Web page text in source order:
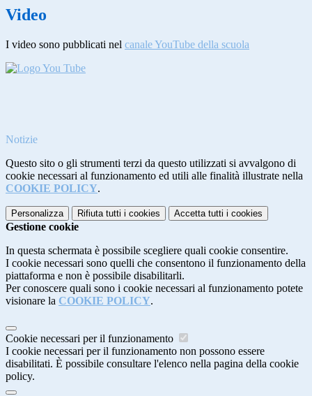
Video
I video sono pubblicati nel canale YouTube della scuola
Notizie
Questo sito o gli strumenti terzi da questo utilizzati si avvalgono di
cookie necessari al funzionamento ed utili alle finalità illustrate nella
COOKIE POLICY.
Personalizza Rifiuta tutti i cookies Accetta tutti i cookies
Gestione cookie
In questa schermata è possibile scegliere quali cookie consentire.
I cookie necessari sono quelli che consentono il funzionamento della
piattaforma e non è possibile disabilitarli.
Per conoscere quali sono i cookie necessari al funzionamento potete
visionare la COOKIE POLICY.
Cookie necessari per il funzionamento
I cookie necessari per il funzionamento non possono essere
disabilitati. È possibile consultare l'elenco nella pagina della cookie
policy.